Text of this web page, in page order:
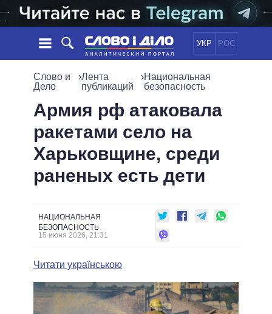
УКР РОС
НОВОСТИ
СОБЫТИЯ
СТАТЬИ
МНЕНИЯ
ОБЗОРЫ
ОБЩЕСТВО
МИР
ОБЕЩАНИЯ
ПОЛИТИКИ
ВСЕ ПОЛИТИКИ
ПРЕЗИДЕНТ И ОФИС
ГЛАВЫ ОБЛАДМИНИСТРАЦИЙ
МЭРЫ
ВСЕ ПЕРСОНЫ
ИНФОГРАФИКА
ВИДЕО
ПОДДЕРЖАТЬ
СРАВНЕНИЕ ПОЛИТИКОВ
Слово и
Дело
›Лента
публикаций
›Национальная
безопасность
Армия рф атаковала
ракетами село на
Харьковщине, среди
раненых есть дети
НАЦИОНАЛЬНАЯ
БЕЗОПАСНОСТЬ
15 июня 2026, 21:31
Читати українською